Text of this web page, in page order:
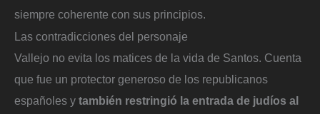
siempre coherente con sus principios.
Las contradicciones del personaje
Vallejo no evita los matices de la vida de Santos. Cuenta
que fue un protector generoso de los republicanos
españoles y también restringió la entrada de judíos al